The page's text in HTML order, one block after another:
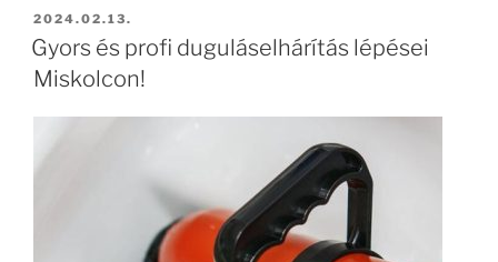
BEKÜLDVE:
2024.02.13.
Gyors és profi duguláselhárítás lépései
Miskolcon!